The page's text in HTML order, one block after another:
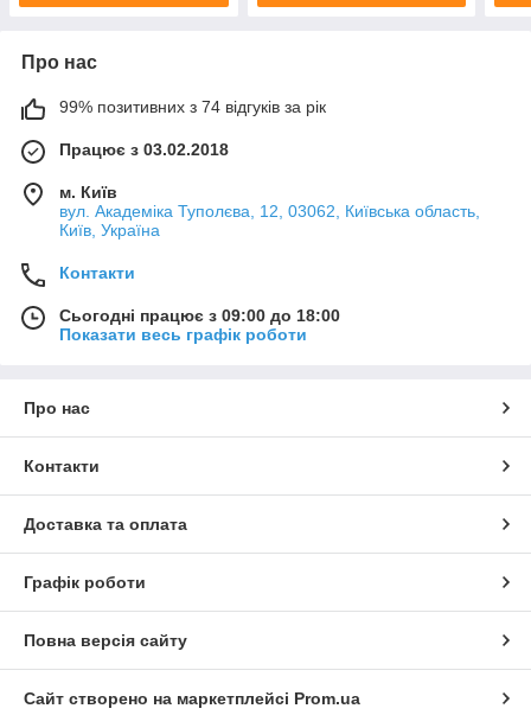
Про нас
99% позитивних з 74 відгуків за рік
Працює з 03.02.2018
м. Київ
вул. Академіка Туполєва, 12, 03062, Київська область,
Київ, Україна
Контакти
Сьогодні працює з 09:00 до 18:00
Показати весь графік роботи
Про нас
Контакти
Доставка та оплата
Графік роботи
Повна версія сайту
Сайт створено на маркетплейсі Prom.ua